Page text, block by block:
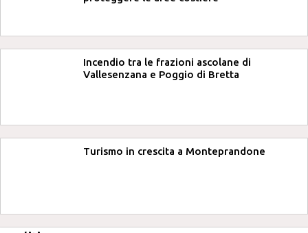
Incendio tra le frazioni ascolane di
Vallesenzana e Poggio di Bretta
Turismo in crescita a Monteprandone